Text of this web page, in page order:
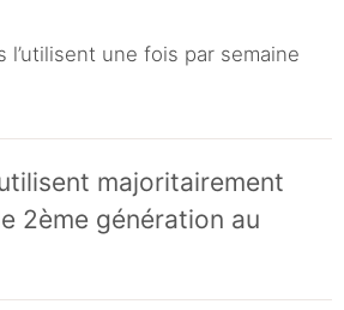
l’utilisent une fois par semaine
majoritairement
2ème génération au